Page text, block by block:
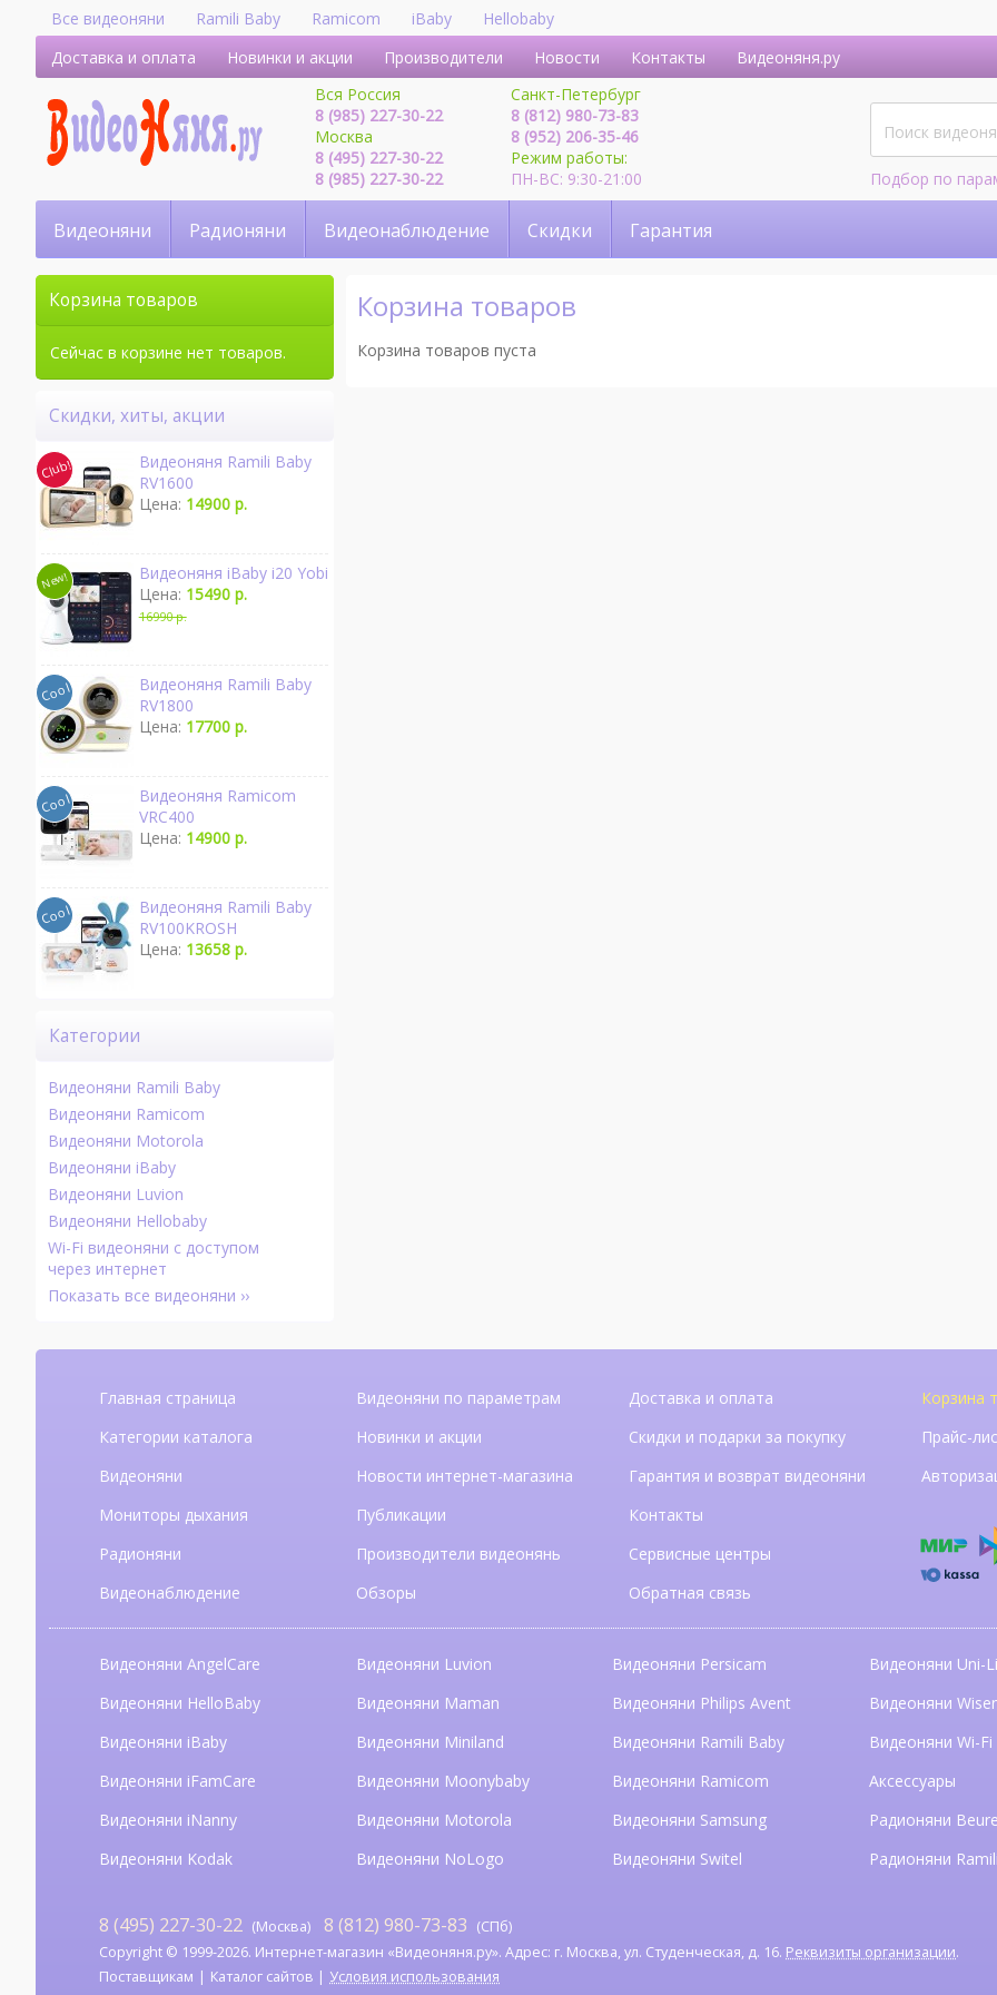
Все видеоняни Ramili Baby Ramicom iBaby
Hellobaby
Доставка и оплата
Новинки и акции Производители Новости Контакты
Видеоняня.ру
Вся Россия
8 (985) 227-30-22
Москва
8 (495) 227-30-22
8 (985) 227-30-22
Санкт-Петербург
8 (812) 980-73-83
8 (952) 206-35-46
Режим работы:
ПН-ВС: 9:30-21:00
Подбор по
Видеоняни Радионяни Видеонаблюдение Скидки Гарантия
Корзина товаров
Корзина товаров пуста
Корзина товаров
Сейчас в корзине нет товаров.
Скидки, хиты, акции
Видеоняня Ramili Baby
RV1600
Цена: 14900 р.
Видеоняня iBaby i20 Yobi
Цена: 15490 р.
16990 р.
Видеоняня Ramili Baby
RV1800
Цена: 17700 р.
Видеоняня Ramicom
VRC400
Цена: 14900 р.
Видеоняня Ramili Baby
RV100KROSH
Цена: 13658 р.
Категории
Видеоняни Ramili Baby
Видеоняни Ramicom
Видеоняни Motorola
Видеоняни iBaby
Видеоняни Luvion
Видеоняни Hellobaby
Wi-Fi видеоняни с доступом
через интернет
Показать все видеоняни ››
Главная страница
Категории каталога
Видеоняни
Мониторы дыхания
Радионяни
Видеонаблюдение
Видеоняни по параметрам
Новинки и акции
Новости интернет-магазина
Публикации
Производители видеонянь
Обзоры
Доставка и оплата
Скидки и подарки за покупку
Гарантия и возврат видеоняни
Контакты
Сервисные центры
Обратная связь
Корзина
Прайс-
Видеоняни AngelCare
Видеоняни HelloBaby
Видеоняни iBaby
Видеоняни iFamCare
Видеоняни iNanny
Видеоняни Kodak
Видеоняни Luvion
Видеоняни Maman
Видеоняни Miniland
Видеоняни Moonybaby
Видеоняни Motorola
Видеоняни NoLogo
Видеоняни Persicam
Видеоняни Philips Avent
Видеоняни Ramili Baby
Видеоняни Ramicom
Видеоняни Samsung
Видеоняни Switel
Видеоняни Uni-
Видеоняни
Видеоняни Wi-Fi
Аксессуары
Радионяни
Радионяни Ramili
8 (495) 227-30-22 (Москва) 8 (812) 980-73-83 (СПб)
Copyright © 1999-2026. Интернет-магазин «Видеоняня.ру». Адрес: г. Москва, ул. Студенческая, д. 16. Реквизиты организации.
Поставщикам
Каталог сайтов Условия использования